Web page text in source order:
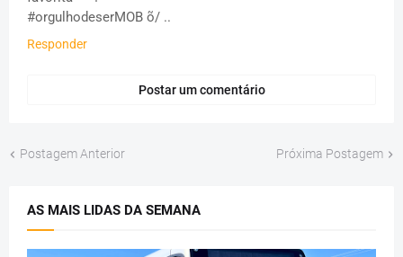
#orgulhodeserMOB õ/ ..
Responder
Postar um comentário
Postagem Anterior Próxima Postagem
AS MAIS LIDAS DA SEMANA